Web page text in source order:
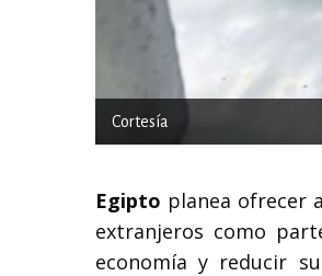
Cortesía
Egipto planea ofrecer
extranjeros como
economía y reducir